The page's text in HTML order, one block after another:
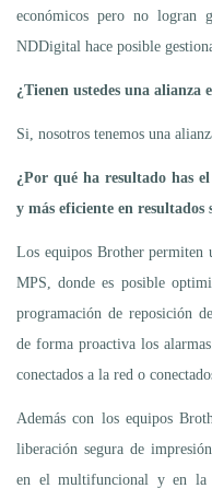
económicos pero no logran
NDDigital hace posible
¿Tienen ustedes una alianza
Si, nosotros tenemos una
¿Por qué ha resultado has
y más eficiente en
Los equipos Brother permiten
MPS, donde es posible
programación de reposición
de forma proactiva los
conectados a la red o
Además con los equipos
liberación segura de
en el multifuncional y en la